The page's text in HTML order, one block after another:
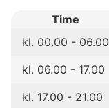
Time
kl. 00.00 - 06.00
kl. 06.00 - 17.00
kl. 17.00 - 21.00